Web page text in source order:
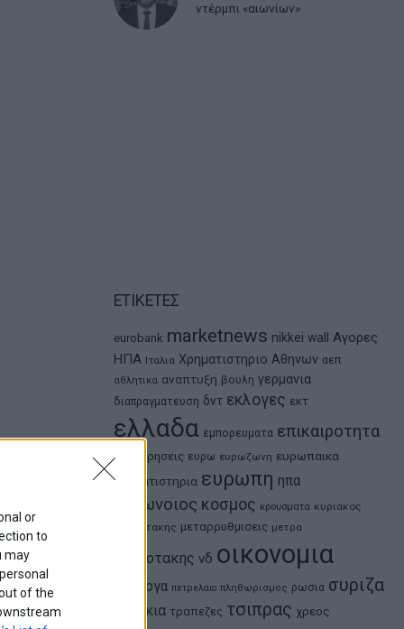
or
to
may
of the
ντέρμπι «αιωνίων»
ΕΤΙΚΕΤΕΣ
eurobank marketnews nikkei wall
Αγορες
ΗΠΑ Ιταλια Χρηματιστηριο Αθηνων αεπ
αθλητικα αναπτυξη βουλη γερμανια
διαπραγματευση δντ εκλογες εκτ
ελλαδα εμπορευματα επικαιροτητα
επιχειρησεις ευρω ευρωζωνη ευρωπαικα
χρηματιστηρια ευρωπη ηπα
κορωνοιος κοσμος κρουσματα κυριακος
μητσοτακης μεταρρυθμισεις μετρα
μητσοτακης νδ οικονομια
ομολογα πετρελαιο πληθωρισμος ρωσια συριζα
τουρκια τραπεζες τσιπρας χρεος